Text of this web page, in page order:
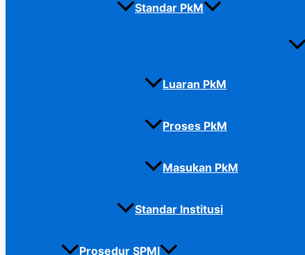
Standar PkM
Luaran PkM
Proses PkM
Masukan PkM
Standar Institusi
Prosedur SPMI